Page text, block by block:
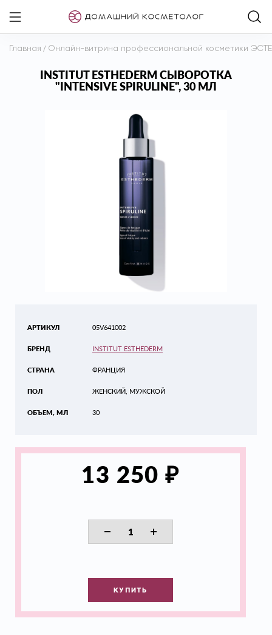
Главная / Онлайн-витрина профессиональной косметики
INSTITUT ESTHEDERM СЫВОРОТКА
"INTENSIVE SPIRULINE", 30 МЛ
АРТИКУЛ
БРЕНД
СТРАНА
ПОЛ
ОБЪЕМ, МЛ
05V641002
INSTITUT ESTHEDERM
ФРАНЦИЯ
ЖЕНСКИЙ, МУЖСКОЙ
30
13 250₽
КУПИТЬ